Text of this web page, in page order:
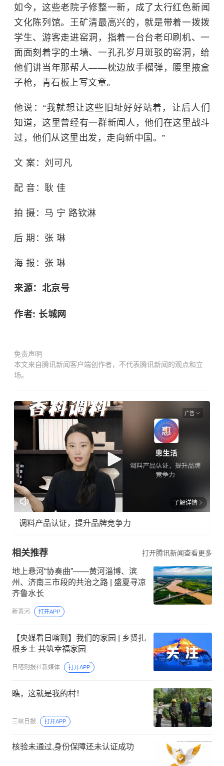
如今，这些老院子修整一新 ，成了太行红色新闻
文化陈列馆。王矿清最高兴的，就是带着一拨拨
学生、游客走进窑洞，指着一台台老印刷机、一
面面刻着字的土墙、一孔孔岁月斑驳的窑洞，给
他们讲当年那帮人——枕边放手榴弹，腰里掖盒
子枪，青石板上写文章。
他说：“我就想让这些旧址好好站着，让后人们
知道，这里曾经有一群新闻人，他们在这里战斗
过，他们从这里出发，走向新中国。”
文 案：刘可凡
配 音：耿 佳
拍 摄：马 宁 路钦淋
后 期：张 琳
海 报：张 琳
来源：北京号
作者: 长城网
免责声明
本文来自腾讯新闻客户端创作者，不代表腾讯新闻的观点和立
场。
广告
了解详情
调料产品认证，提升品牌竞争力
相关推荐 打开腾讯新闻查看更多
地上悬河“协奏曲”——黄河淄博、滨
州、济南三市段的共治之路 | 盛夏寻凉
齐鲁水长
新黄河 打开APP
【央媒看日喀则】我们的家园 | 乡贤扎
根乡土 共筑幸福家园
日喀则报社新媒体 打开APP
瞧，这就是我的村！
三峡日报 打开APP
核验未通过,身份保障还未认证成功